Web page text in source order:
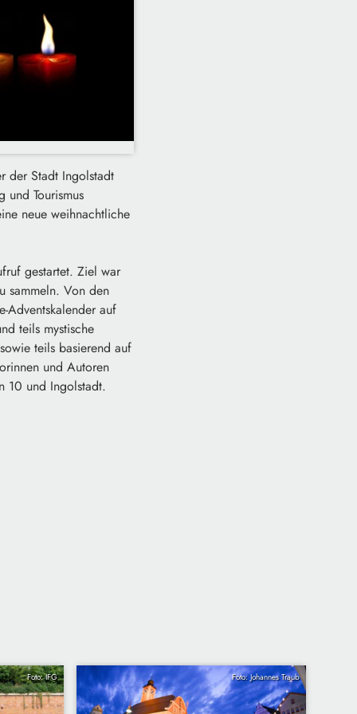
der Stadt Ingolstadt
und Tourismus
neue weihnachtliche
gestartet. Ziel war
sammeln. Von den
Adventskalender auf
teils mystische
teils basierend auf
und Autoren
10 und Ingolstadt.
Foto: IFG Foto: Johannes Traub